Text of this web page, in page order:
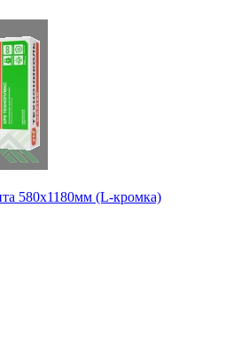
580х1180мм (L-кромка)